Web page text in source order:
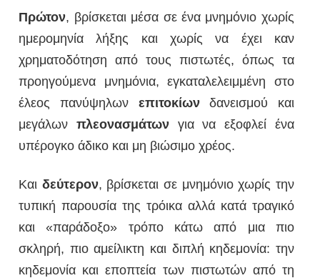
Πρώτον, βρίσκεται μέσα σε ένα μνημόνιο χωρίς
ημερομηνία λήξης και χωρίς να έχει καν
χρηματοδότηση από τους πιστωτές, όπως τα
προηγούμενα μνημόνια, εγκαταλελειμμένη στο
έλεος πανύψηλων επιτοκίωνδανεισμού και
μεγάλων πλεονασμάτωνγια να εξοφλεί ένα
υπέρογκο άδικο και μη βιώσιμο χρέος.
Και δεύτερον, βρίσκεται σε μνημόνιο χωρίς την
τυπική παρουσία της τρόικα αλλά κατά τραγικό
και «παράδοξο» τρόπο κάτω από μια πιο
σκληρή, πιο αμείλικτη και διπλή κηδεμονία: την
κηδεμονία και εποπτεία των πιστωτών από τη